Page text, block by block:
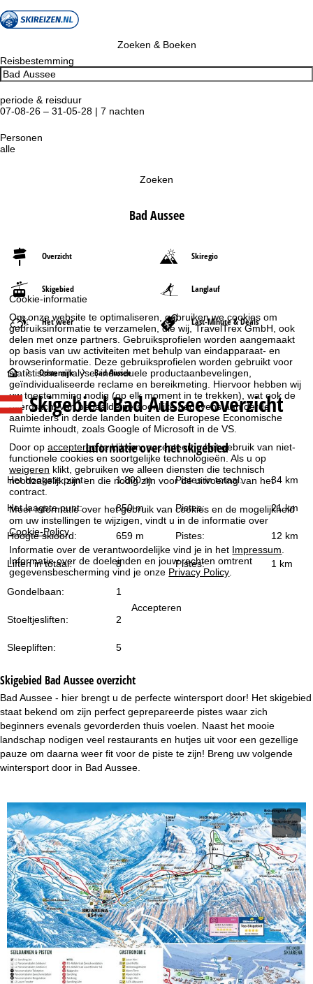
Cookie-informatie
Om onze website te optimaliseren, gebruiken we cookies om
gebruiksinformatie te verzamelen, die wij, TravelTrex GmbH, ook
delen met onze partners. Gebruiksprofielen worden aangemaakt
op basis van uw activiteiten met behulp van eindapparaat- en
browserinformatie. Deze gebruiksprofielen worden gebruikt voor
statistische analyse, individuele productaanbevelingen,
geïndividualiseerde reclame en bereikmeting. Hiervoor hebben wij
uw toestemming nodig (op elk moment in te trekken), wat ook de
overdracht van bepaalde persoonlijke gegevens aan derde
aanbieders in derde landen buiten de Europese Economische
Ruimte inhoudt, zoals Google of Microsoft in de VS.
Door opaccepterente klikken, accepteert u het gebruik van niet-
functionele cookies en soortgelijke technologieën. Als u op
weigeren klikt, gebruiken we alleen diensten die technisch
noodzakelijk zijn en die nodig zijn voor de uitvoering van het
contract.
Meer informatie over het gebruik van cookies en de mogelijkheid
om uw instellingen te wijzigen, vindt u in de informatie over
Cookie-Policy .
Informatie over de verantwoordelijke vind je in het Impressum
Informatie over de doeleinden en jouw rechten omtrent
gegevensbescherming vind je onze Privacy Policy
Accepteren
Zoeken & Boeken
Reisbestemming
periode & reisduur
07-08-26 – 31-05-28 | 7 nachten
Personen
alle
Zoeken
Bad Aussee
Overzicht Skiregio
Skigebied Langlauf
Het weer Last-Minute & Deals
S
t
a
r
t
p
a
g
Oostenrijk Bad Aussee
Skigebied Bad Aussee overzicht
Informatie over het skigebied
Het hoogste punt: 1.800 m Pistes in totaal: 34 km
Het laagste punt: 850 m Pistes: 21 km
Hoogte skioord: 659 m Pistes: 12 km
Liften in totaal: 8 Pistes: 1 km
Gondelbaan: 1
Stoeltjesliften: 2
Sleepliften: 5
Skigebied Bad Aussee overzicht
Bad Aussee - hier brengt u de perfecte wintersport door! Het skigebied
staat bekend om zijn perfect geprepareerde pistes waar zich
beginners evenals gevorderden thuis voelen. Naast het mooie
landschap nodigen veel restaurants en hutjes uit voor een gezellige
pauze om daarna weer fit voor de piste te zijn! Breng uw volgende
wintersport door in Bad Aussee.